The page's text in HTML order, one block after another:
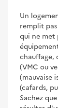
Un
remplit
qui ne met
chauffage,
(VMC ou
(mauvaise
(cafards,
Sachez